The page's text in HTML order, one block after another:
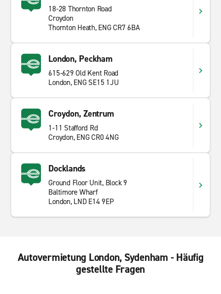
Wenn Sie nach einem günstigen
oder
Mietwagen suchen sind Sie bei uns genau richtig. Ob
Luxusautos, Transporter, Kleinwagen oder SUVs,
besuchen Sie unsere Filialseiten und finden Sie das
passende Mietfahrzeug für Ihre Bedürfnisse. Wir bieten
sowohl Kurz- als auch Langzeitmieten. In Sydenham
gibt es viel zu entdecken, weshalb ein Mietwagen das
Besichtigen und Erkunden der Sehenswürdigkeiten
erleichtert. Beginnen Sie Ihre Reise mit Enterprise
Rent-A-Car.
18-28 Thornton Road
Croydon
Thornton Heath, ENG CR7 6BA
London, Peckham
615-629 Old Kent Road
London, ENG SE15 1JU
Croydon, Zentrum
1-11 Stafford Rd
Croydon, ENG CR0 4NG
Docklands
Ground Floor Unit, Block 9
Baltimore Wharf
London, LND E14 9EP
Autovermietung London, Sydenham - Häufig
gestellte Fragen